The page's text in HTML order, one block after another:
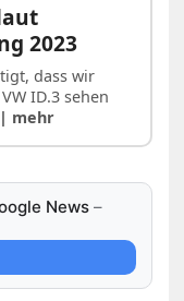
2023
dass wir
ID.3 sehen
| mehr
News –